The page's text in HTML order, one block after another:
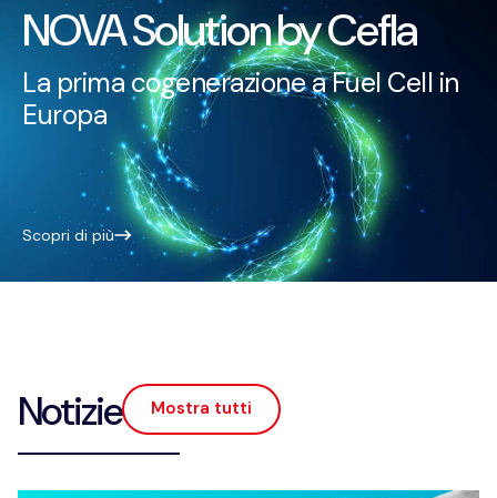
NOVA Solution by Cefla
La prima cogenerazione a Fuel Cell in
Europa
Scopri di più
Notizie Mostra tutti